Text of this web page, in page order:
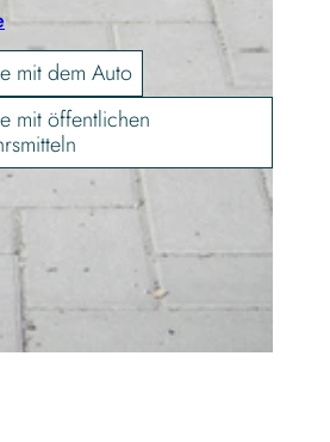
mit dem Auto
mit öffentlichen